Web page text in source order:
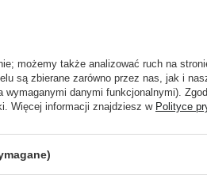
możemy także analizować ruch na
są zbierane zarówno przez nas, jak i
wymaganymi danymi funkcjonalnymi).
Więcej informacji znajdziesz w Polityce